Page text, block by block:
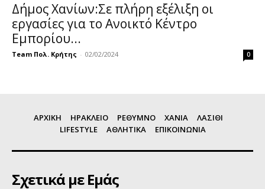
Δήμος Χανίων:Σε πλήρη εξέλιξη οι
εργασίες για το Ανοικτό Κέντρο
Εμπορίου...
Team Πολ. Κρήτης - 02/02/2024 0
ΑΡΧΙΚΗ ΗΡΑΚΛΕΙΟ ΡΕΘΥΜΝΟ ΧΑΝΙΑ
ΛΑΣΙΘΙ
LIFESTYLE
ΑΘΛΗΤΙΚΑ ΕΠΙΚΟΙΝΩΝΙΑ
Σχετικά με Εμάς